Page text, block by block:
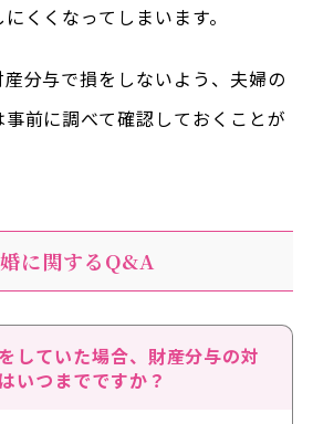
くくなってしまいます。
分与で損をしないよう、夫婦の
前に調べて確認しておくことが
に関するQ&A
していた場合、財産分与の対
いつまでですか？